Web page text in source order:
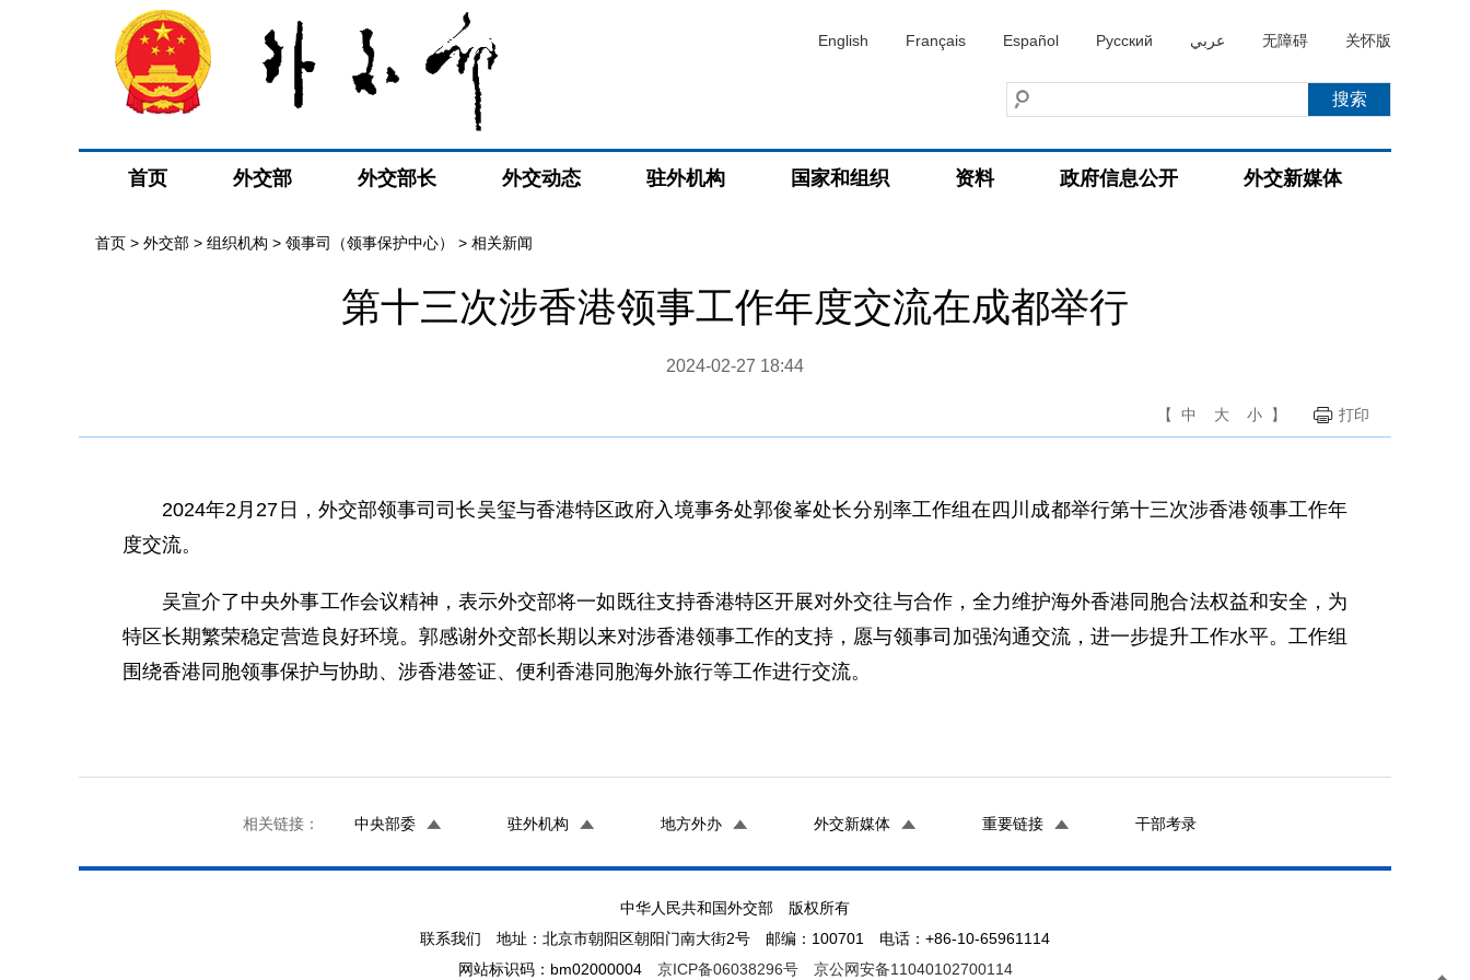
English Français Español Русский عربي 无障碍 关怀版
首页 外交部 外交部长 外交动态 驻外机构 国家和组织 资料 政府信息公开 外交新媒体
首页 > 外交部 > 组织机构 > 领事司（领事保护中心） > 相关新闻
第十三次涉香港领事工作年度交流在成都举行
2024-02-27 18:44
【 中 大 小 】 打印
2024年2月27日，外交部领事司司长吴玺与香港特区政府入境事务处郭俊峯处长分别率工作组在四川成都举行第十三次涉香港领事工作年
度交流。
吴宣介了中央外事工作会议精神，表示外交部将一如既往支持香港特区开展对外交往与合作，全力维护海外香港同胞合法权益和安全，为
特区长期繁荣稳定营造良好环境。郭感谢外交部长期以来对涉香港领事工作的支持，愿与领事司加强沟通交流，进一步提升工作水平。工作组
围绕香港同胞领事保护与协助、涉香港签证、便利香港同胞海外旅行等工作进行交流。
相关链接： 中央部委 驻外机构 地方外办 外交新媒体 重要链接 干部考录
中华人民共和国外交部 版权所有
联系我们 地址：北京市朝阳区朝阳门南大街2号 邮编：100701 电话：+86-10-65961114
网站标识码：bm02000004 京ICP备06038296号 京公网安备11040102700114